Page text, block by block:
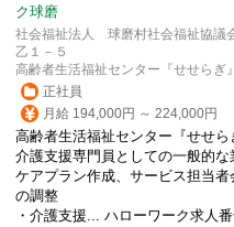
ク球磨
社会福祉法人 球磨村社会福祉協議
乙１－５
高齢者生活福祉センター『せせらぎ』
正社員
月給 194,000円 ～ 224,000円
高齢者生活福祉センター『せせら
介護支援専門員としての一般的な
ケアプラン作成、サービス担当
の調整
・介護支援... ハローワーク求人